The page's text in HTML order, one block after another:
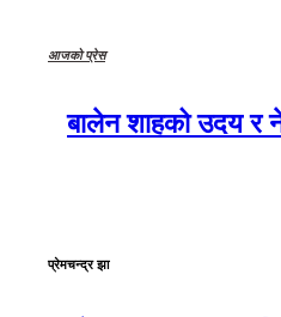
आजको प्रेस
बालेन शाहको उदय र
प्रेमचन्द्र झा